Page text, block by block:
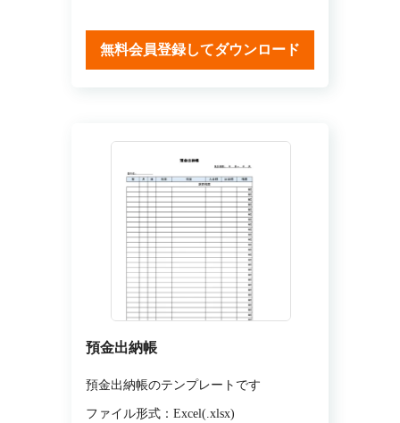
無料会員登録してダウンロード
預金出納帳
預金出納帳のテンプレートです
ファイル形式：Excel(.xlsx)